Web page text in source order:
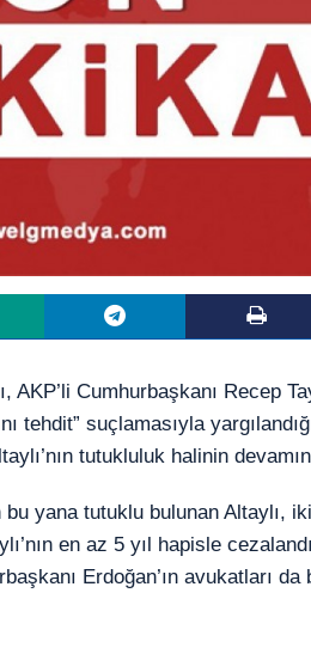
AKP’li Cumhurbaşkanı Recep
tehdit” suçlamasıyla
tutukluluk halinin
yana tutuklu bulunan Altaylı,
en az 5 yıl hapisle
Erdoğan’ın avukatları da